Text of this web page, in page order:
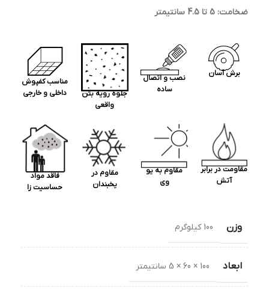
ضخامت: 5 تا 4.5 سانتیمتر
برش آسان
نصب و اتصال
ساده
جلوه رویه بتن
واقعی
مناسب کفپوش
داخلی و خارجی
مقاومت در برابر
آتش
مقاوم به یو
وی
مقاوم در
یخبندان
فاقد مواد
حساسیت زا
وزن 100 کیلوگرم
ابعاد 100 × 60 × 5 سانتیمتر